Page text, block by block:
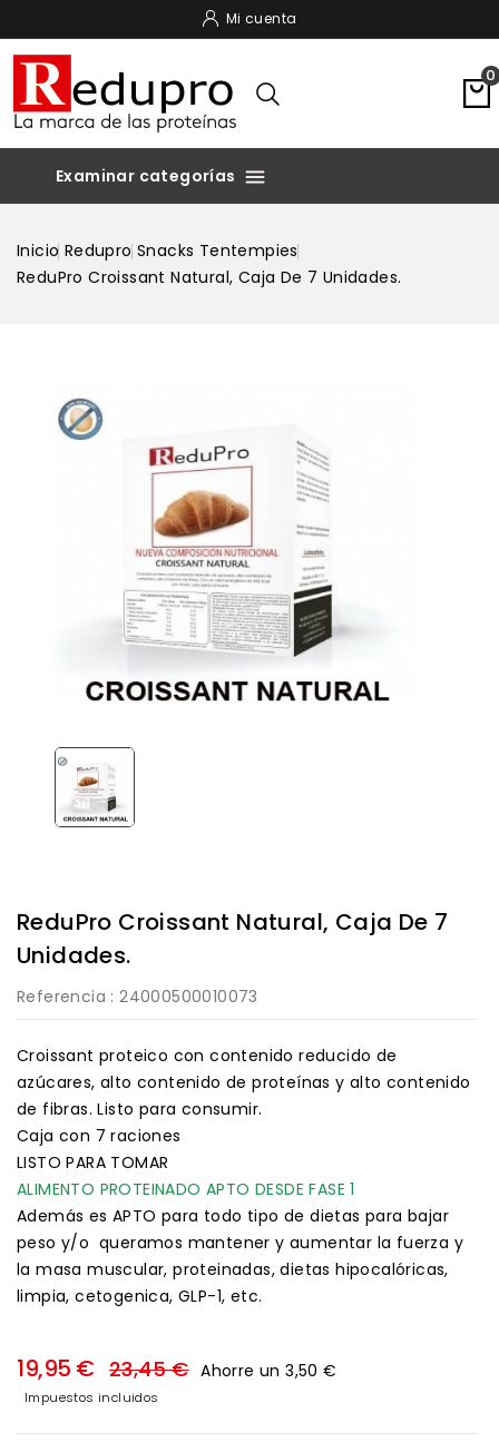
Mi cuenta
0

Inicio Redupro Snacks Tentempies
ReduPro Croissant Natural, Caja De 7 Unidades.
ReduPro Croissant Natural, Caja De 7
Unidades.
Referencia : 24000500010073
Croissant proteico con contenido reducido de
azúcares, alto contenido de proteínas y alto contenido
de fibras. Listo para consumir.
Caja con 7 raciones
LISTO PARA TOMAR
ALIMENTO PROTEINADO APTO DESDE FASE 1
Además es APTO para todo tipo de dietas para bajar
peso y/o queramos mantener y aumentar la fuerza y
la masa muscular, proteinadas, dietas hipocalóricas,
limpia, cetogenica, GLP-1, etc.
19,95 € 23,45 € Ahorre un 3,50 €
Impuestos incluidos